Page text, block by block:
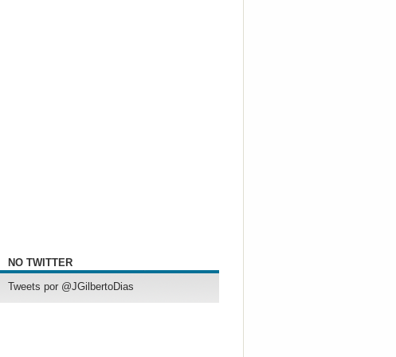
NO TWITTER
Tweets por @JGilbertoDias